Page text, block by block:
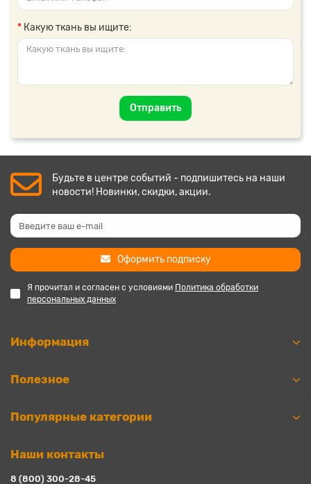
Какую ткань вы ищите:
Отправить
Будьте в центре событий - подпишитесь на наши
новости! Новинки, скидки, акции.
Оформить подписку
Я прочитал и согласен с условиями Политика обработки
персональных данных
Информация
Полезное
Популярные категории
Наши контакты
8 (800) 300-28-45